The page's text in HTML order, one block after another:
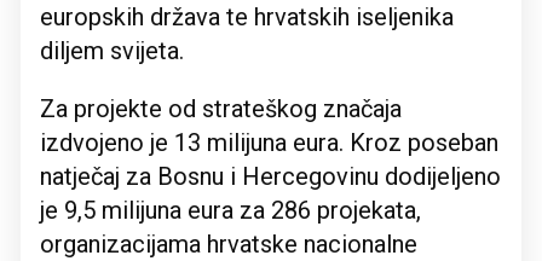
europskih država te hrvatskih iseljenika
diljem svijeta.
Za projekte od strateškog značaja
izdvojeno je 13 milijuna eura. Kroz poseban
natječaj za Bosnu i Hercegovinu dodijeljeno
je 9,5 milijuna eura za 286 projekata,
organizacijama hrvatske nacionalne